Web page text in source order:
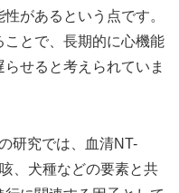
があるという点です。
とで、長期的に心機能
せると考えられていま
研究では、血清NT-
、犬種などの要素と共